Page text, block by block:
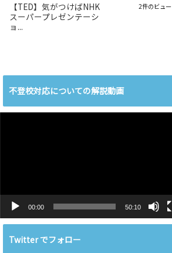
【TED】気がつけばNHK
スーパープレゼンテーシ
ョ...
2件のビュー
不登校対応についての解説動画
00:00 50:10
Twitter でフォロー